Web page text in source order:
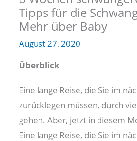
Tipps für die
Mehr über Baby
August 27, 2020
Überblick
Eine lange Reise, die Sie im
zurücklegen müssen, durch
gehen. Aber, jetzt in diesem
Eine lange Reise, die Sie im